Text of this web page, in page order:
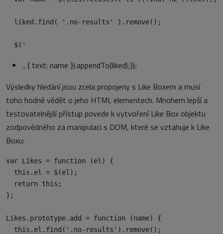
  liked.find( '.no-results' ).remove();
  $('
‚, { text: name }).appendTo(liked);});
Výsledky hledání jsou zcela propojeny s Like Boxem a musí
toho hodně vědět o jeho HTML elementech. Mnohem lepší a
testovatelnější přístup povede k vytvoření Like Box objektu
zodpovědného za manipulaci s DOM, které se vztahuje k Like
Boxu:
var Likes = function (el) {
  this.el = $(el);
  return this;
};
Likes.prototype.add = function (name) {
  this.el.find('.no-results').remove();